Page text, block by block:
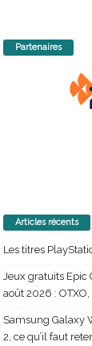
Partenaires
Articles récents
Les titres
Jeux gratuits
août 2026 :
Samsung Galaxy
2, ce qu’il faut